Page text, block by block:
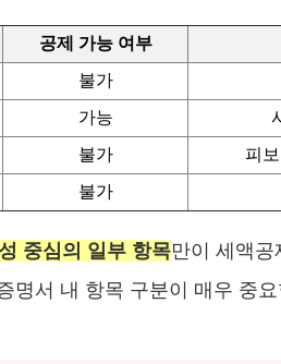
공제 가능 여부
불가
가능
불가
피
불가
중심의 일부 항목만이 세액공
명서 내 항목 구분이 매우 중